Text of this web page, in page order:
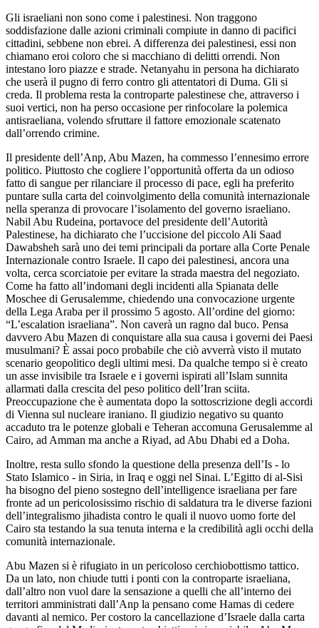
Gli israeliani non sono come i palestinesi. Non traggono
soddisfazione dalle azioni criminali compiute in danno di pacifici
cittadini, sebbene non ebrei. A differenza dei palestinesi, essi non
chiamano eroi coloro che si macchiano di delitti orrendi. Non
intestano loro piazze e strade. Netanyahu in persona ha dichiarato
che userà il pugno di ferro contro gli attentatori di Duma. Gli si
creda. Il problema resta la controparte palestinese che, attraverso i
suoi vertici, non ha perso occasione per rinfocolare la polemica
antisraeliana, volendo sfruttare il fattore emozionale scatenato
dall’orrendo crimine.
Il presidente dell’Anp, Abu Mazen, ha commesso l’ennesimo errore
politico. Piuttosto che cogliere l’opportunità offerta da un odioso
fatto di sangue per rilanciare il processo di pace, egli ha preferito
puntare sulla carta del coinvolgimento della comunità internazionale
nella speranza di provocare l’isolamento del governo israeliano.
Nabil Abu Rudeina, portavoce del presidente dell’Autorità
Palestinese, ha dichiarato che l’uccisione del piccolo Ali Saad
Dawabsheh sarà uno dei temi principali da portare alla Corte Penale
Internazionale contro Israele. Il capo dei palestinesi, ancora una
volta, cerca scorciatoie per evitare la strada maestra del negoziato.
Come ha fatto all’indomani degli incidenti alla Spianata delle
Moschee di Gerusalemme, chiedendo una convocazione urgente
della Lega Araba per il prossimo 5 agosto. All’ordine del giorno:
“L’escalation israeliana”. Non caverà un ragno dal buco. Pensa
davvero Abu Mazen di conquistare alla sua causa i governi dei Paesi
musulmani? È assai poco probabile che ciò avverrà visto il mutato
scenario geopolitico degli ultimi mesi. Da qualche tempo si è creato
un asse invisibile tra Israele e i governi ispirati all’Islam sunnita
allarmati dalla crescita del peso politico dell’Iran sciita.
Preoccupazione che è aumentata dopo la sottoscrizione degli accordi
di Vienna sul nucleare iraniano. Il giudizio negativo su quanto
accaduto tra le potenze globali e Teheran accomuna Gerusalemme al
Cairo, ad Amman ma anche a Riyad, ad Abu Dhabi ed a Doha.
Inoltre, resta sullo sfondo la questione della presenza dell’Is - lo
Stato Islamico - in Siria, in Iraq e oggi nel Sinai. L’Egitto di al-Sisi
ha bisogno del pieno sostegno dell’intelligence israeliana per fare
fronte ad un pericolosissimo rischio di saldatura tra le diverse fazioni
dell’integralismo jihadista contro le quali il nuovo uomo forte del
Cairo sta testando la sua tenuta interna e la credibilità agli occhi della
comunità internazionale.
Abu Mazen si è rifugiato in un pericoloso cerchiobottismo tattico.
Da un lato, non chiude tutti i ponti con la controparte israeliana,
dall’altro non vuol dare la sensazione a quelli che all’interno dei
territori amministrati dall’Anp la pensano come Hamas di cedere
davanti al nemico. Per costoro la cancellazione d’Israele dalla carta